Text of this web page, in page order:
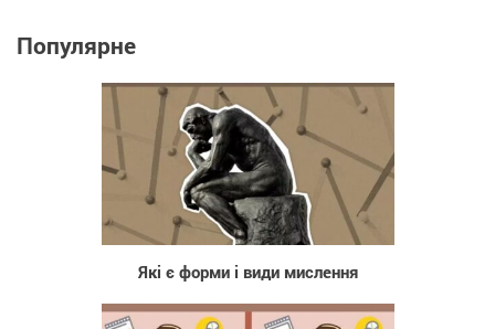
Популярне
200
Які є форми і види мислення